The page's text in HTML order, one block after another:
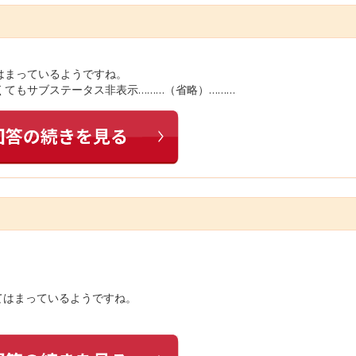
っているようですね。
てもサブステータス非表示………（省略）………
まっているようですね。